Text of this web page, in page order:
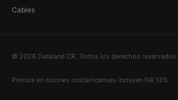
Cables
© 2026 Dataland CR. Todos los derechos reservados.
Precios en colones costarricenses incluyen IVA 13%.